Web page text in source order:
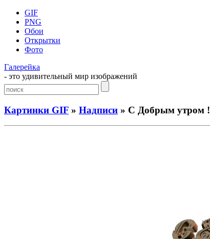
GIF
PNG
Обои
Открытки
Фото
Галерейка
- это удивительный мир изображений
Картинки GIF » Надписи » С Добрым утром !